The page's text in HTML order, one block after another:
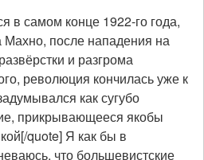
в самом конце 1922-го года,
Махно, после нападения на
и разгрома
революция кончилась уже к
как сугубо
прикрывающееся якобы
quote] Я как бы в
что большевистские